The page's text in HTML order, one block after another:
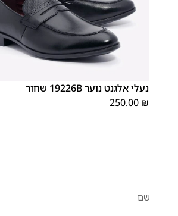
נעלי אלגנט נוער 19226B שחור
250.00 ₪